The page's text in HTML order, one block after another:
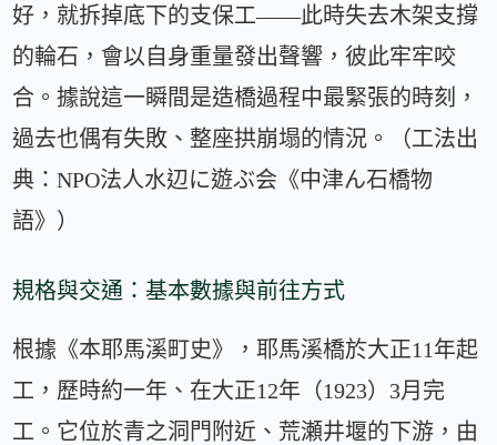
好，就拆掉底下的支保工——此時失去木架支撐
的輪石，會以自身重量發出聲響，彼此牢牢咬
合。據說這一瞬間是造橋過程中最緊張的時刻，
過去也偶有失敗、整座拱崩塌的情況。（工法出
典：NPO法人水辺に遊ぶ会《中津ん石橋物
語》）
規格與交通：基本數據與前往方式
根據《本耶馬溪町史》，耶馬溪橋於大正11年起
工，歷時約一年、在大正12年（1923）3月完
工。它位於青之洞門附近、荒瀬井堰的下游，由